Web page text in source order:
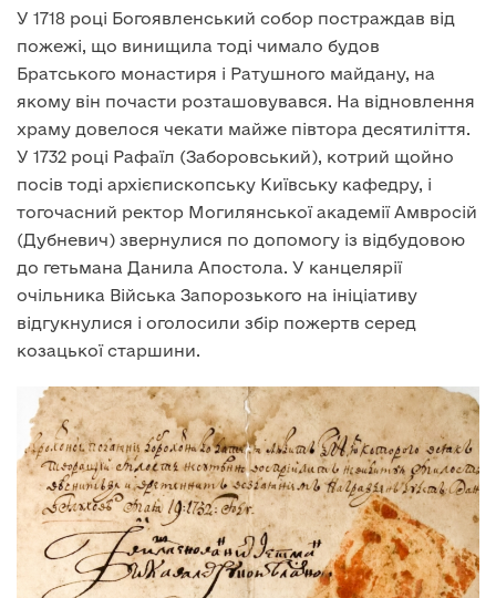
У 1718 році Богоявленський собор постраждав від
пожежі, що винищила тоді чимало будов
Братського монастиря і Ратушного майдану, на
якому він почасти розташовувався. На відновлення
храму довелося чекати майже півтора десятиліття.
У 1732 році Рафаїл (Заборовський), котрий щойно
посів тоді архієпископську Київську кафедру, і
тогочасний ректор Могилянської академії Амвросій
(Дубневич) звернулися по допомогу із відбудовою
до гетьмана Данила Апостола. У канцелярії
очільника Війська Запорозького на ініціативу
відгукнулися і оголосили збір пожертв серед
козацької старшини.